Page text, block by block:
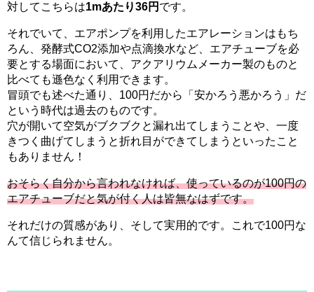
対してこちらは1mあたり36円 です。
それでいて、エアポンプを利用したエアレーションはもち
ろん、発酵式CO2添加や点滴換水など、エアチューブを必
要とする場面において、アクアリウムメーカー製のものと
比べても遜色なく利用できます。
冒頭でも述べた通り、100円だから「安かろう悪かろう」だ
という時代は過去のものです。
穴が開いて空気がブクブクと漏れ出てしまうことや、一度
きつく曲げてしまうと折れ目ができてしまうといったこと
もありません！
おそらく自分から言われなければ、使っているのが100円の
エアチューブだと気が付く人は皆無なはずです。
それだけの質感があり、そして実用的です。これで100円な
んて信じられません。